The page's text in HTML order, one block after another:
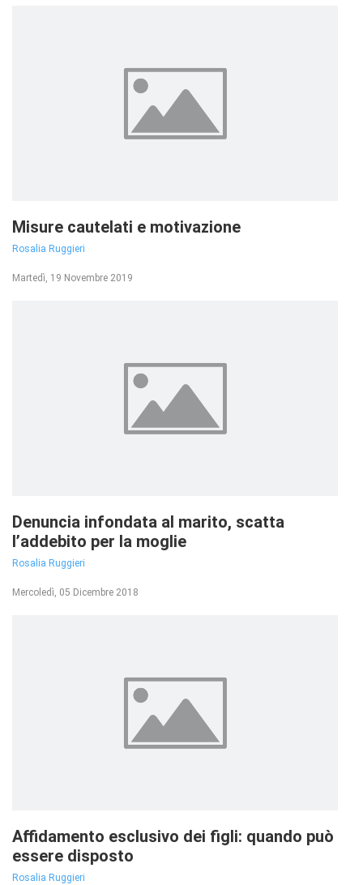
Misure cautelati e motivazione
Rosalia Ruggieri
Martedì, 19 Novembre 2019
Denuncia infondata al marito, scatta
l’addebito per la moglie
Rosalia Ruggieri
Mercoledì, 05 Dicembre 2018
Affidamento esclusivo dei figli: quando può
essere disposto
Rosalia Ruggieri